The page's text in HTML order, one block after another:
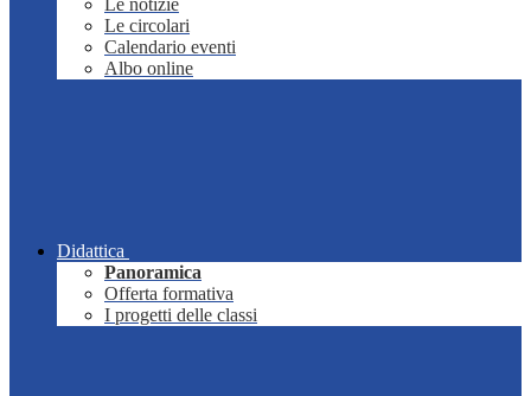
Le notizie
Le circolari
Calendario eventi
Albo online
Didattica
Panoramica
Offerta formativa
I progetti delle classi